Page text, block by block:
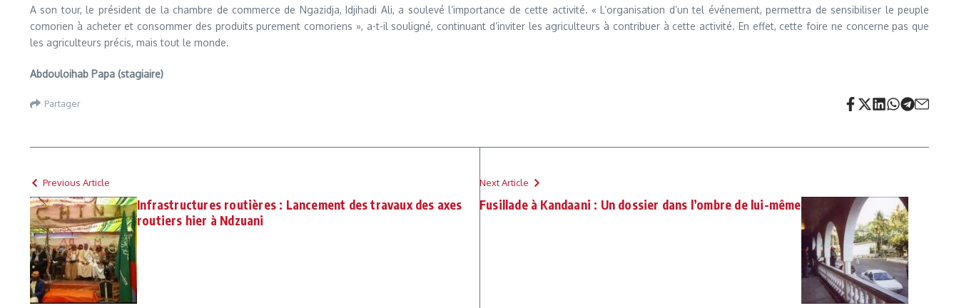
A son tour, le président de la chambre de commerce de Ngazidja, Idjihadi Ali, a soulevé l’importance de cette activité. « L’organisation d’un tel événement, permettra de sensibiliser le peuple
comorien à acheter et consommer des produits purement comoriens », a-t-il souligné, continuant d’inviter les agriculteurs à contribuer à cette activité. En effet, cette foire ne concerne pas que
les agriculteurs précis, mais tout le monde.
Abdouloihab Papa (stagiaire)
Partager
Previous Article
Infrastructures routières : Lancement des travaux des axes
routiers hier à Ndzuani
Next Article
Fusillade à Kandaani : Un dossier dans l’ombre de lui-même